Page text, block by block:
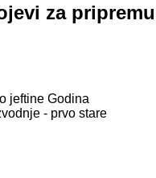
za pripremu
jeftine Godina
- prvo stare